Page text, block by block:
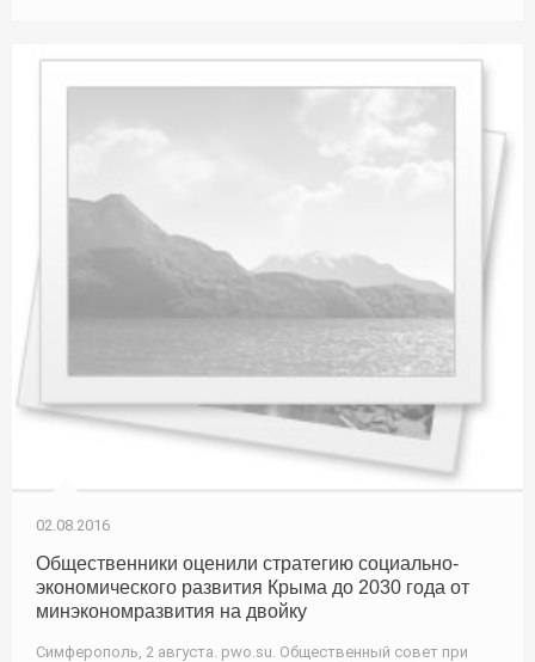
02.08.2016
Общественники оценили стратегию социально-
экономического развития Крыма до 2030 года от
минэкономразвития на двойку
Симферополь, 2 августа. pwo.su. Общественный совет при